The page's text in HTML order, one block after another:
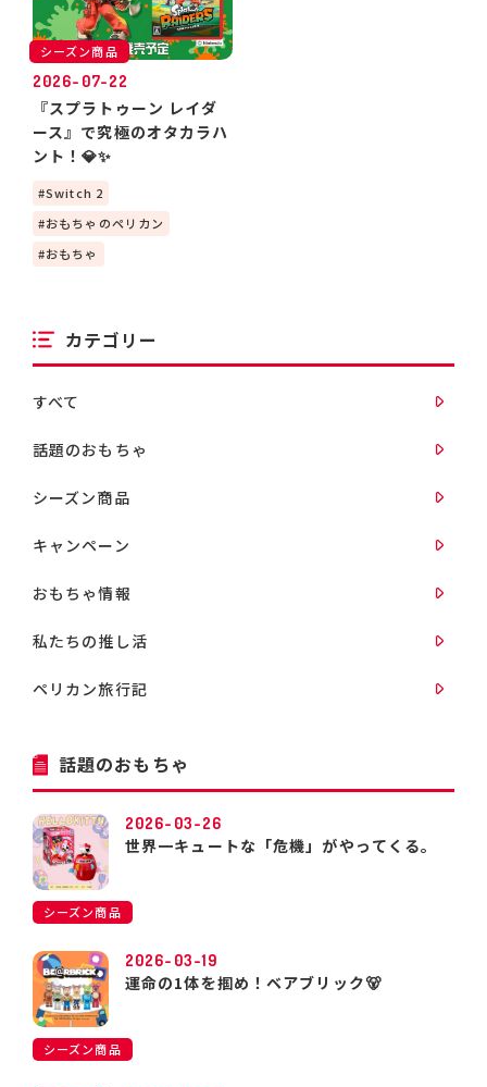
シーズン商品
2026-07-22
『スプラトゥーン レイダ
ース』で究極のオタカラハ
ント！💎✨
Switch 2
おもちゃのペリカン
おもちゃ
カテゴリー
すべて
話題のおもちゃ
シーズン商品
キャンペーン
おもちゃ情報
私たちの推し活
ペリカン旅行記
話題のおもちゃ
2026-03-26
世界一キュートな「危機」がやってくる。
シーズン商品
2026-03-19
運命の1体を掴め！ベアブリック🐻
シーズン商品